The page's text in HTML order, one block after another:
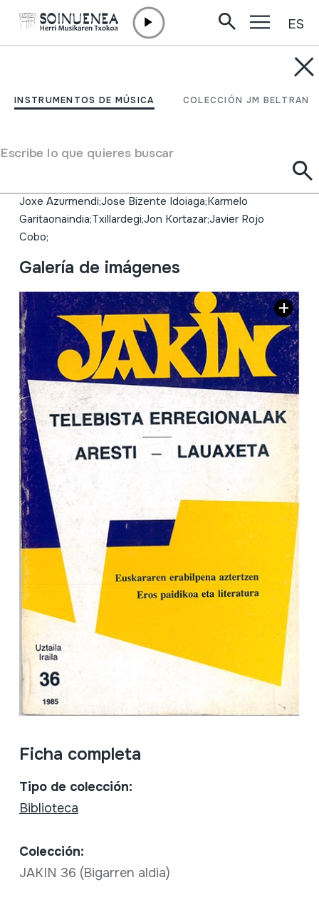
INSTRUMENTOS DE MÚSICA COLECCIÓN JM BELTRAN
Escribe lo que quieres buscar
ES
JAKIN; Telebista
Lauaxeta;
Joxe Azurmendi;Jose Bizente Idoiaga;Karmelo
Garitaonaindia;Txillardegi;Jon Kortazar;Javier Rojo
Cobo;
Galería de imágenes
Ficha completa
Tipo de colección:
Biblioteca
Colección:
JAKIN 36 (Bigarren aldia)